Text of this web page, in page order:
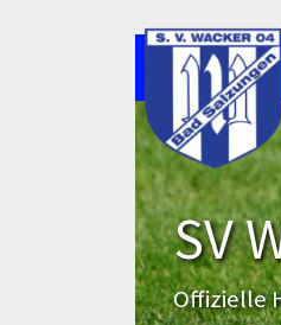
SV
Offizielle